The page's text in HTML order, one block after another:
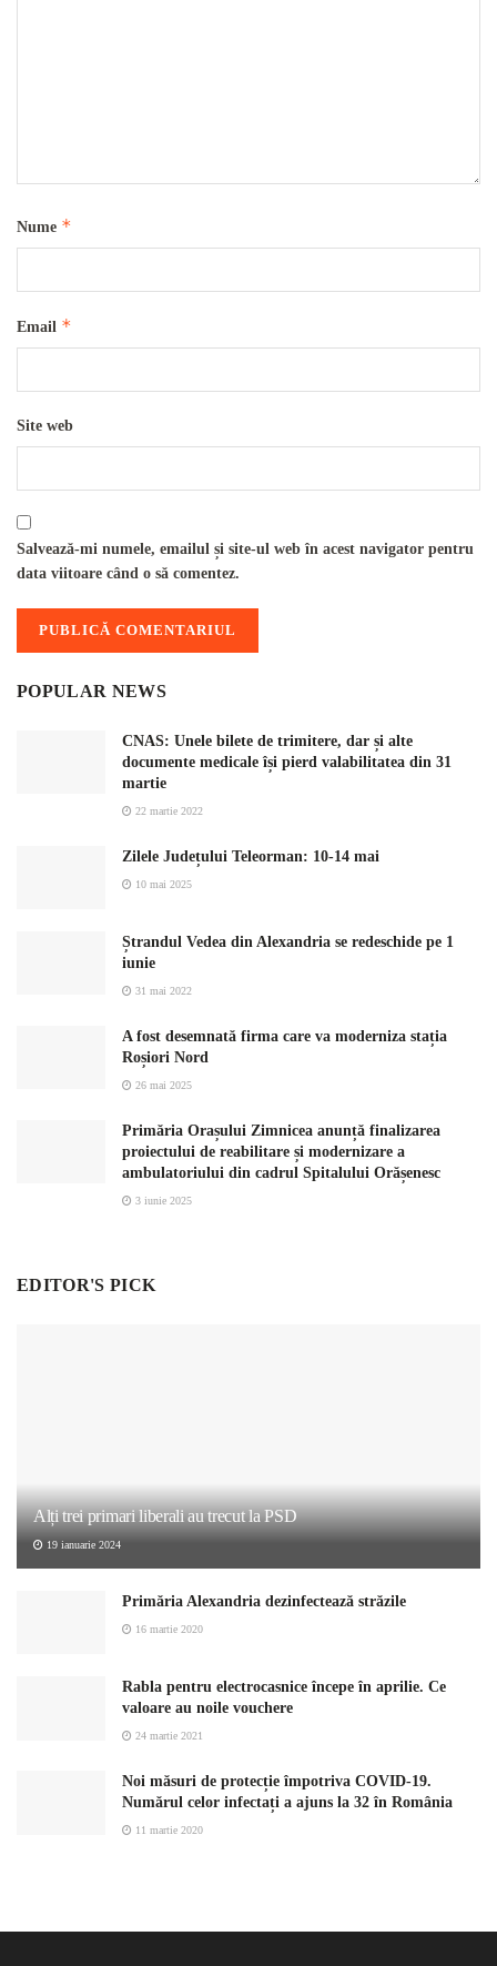
Nume *
Email *
Site web
Salvează-mi numele, emailul și site-ul web în acest navigator pentru
data viitoare când o să comentez.
POPULAR NEWS
CNAS: Unele bilete de trimitere, dar și alte
documente medicale își pierd valabilitatea din 31
martie
22 martie 2022
Zilele Județului Teleorman: 10-14 mai
10 mai 2025
Ștrandul Vedea din Alexandria se redeschide pe 1
iunie
31 mai 2022
A fost desemnată firma care va moderniza stația
Roșiori Nord
26 mai 2025
Primăria Orașului Zimnicea anunță finalizarea
proiectului de reabilitare și modernizare a
ambulatoriului din cadrul Spitalului Orășenesc
3 iunie 2025
EDITOR'S PICK
Alți trei primari liberali au trecut la PSD
19 ianuarie 2024
Primăria Alexandria dezinfectează străzile
16 martie 2020
Rabla pentru electrocasnice începe în aprilie. Ce
valoare au noile vouchere
24 martie 2021
Noi măsuri de protecție împotriva COVID-19.
Numărul celor infectați a ajuns la 32 în România
11 martie 2020